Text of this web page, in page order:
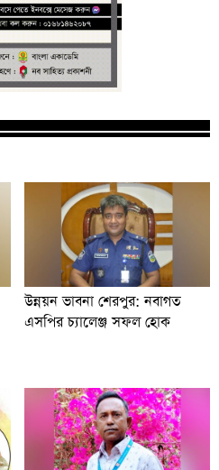
উন্নয়ন ভাবনা শেরপুর: নবাগত
এসপির চ্যালেঞ্জ সফল হোক